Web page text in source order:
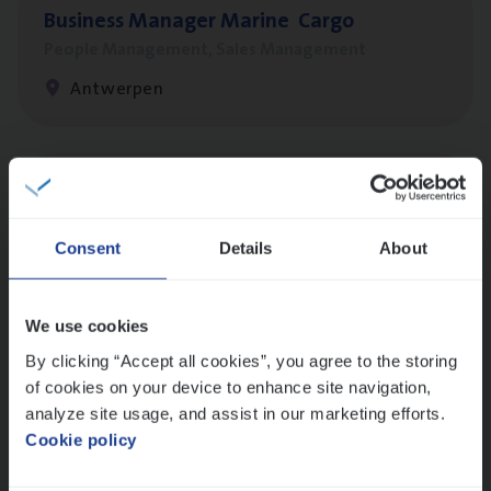
Consent Details About
We use cookies
By clicking “Accept all cookies”, you agree to the storing
of cookies on your device to enhance site navigation,
analyze site usage, and assist in our marketing efforts.
Cookie policy
Busi­ness Mana­ger Mari­ne Cargo
Antwerpen
Cor­po­ra­te Insu­ran­ce Bro­ker Property
Antwerpen
Cus­to­mer Care Expert
Hospitalisatieverzekeringen
Customer Services